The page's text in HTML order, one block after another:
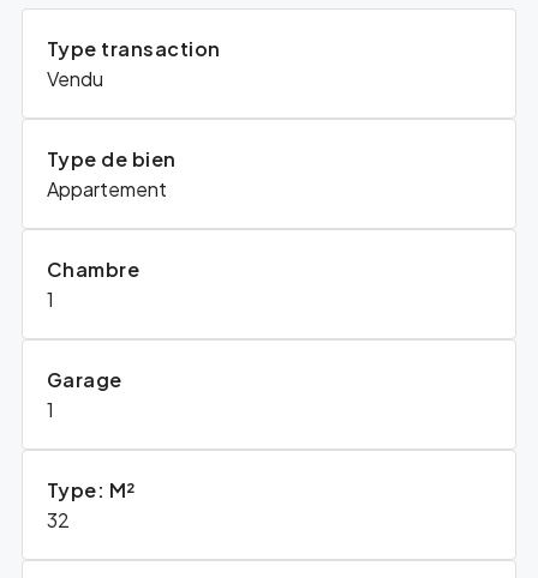
Type transaction
Vendu
Type de bien
Appartement
Chambre
1
Garage
1
Type: M²
32